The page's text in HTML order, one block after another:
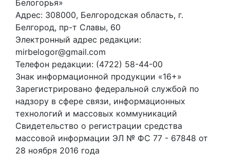
Белогорья»
Адрес: 308000, Белгородская область, г.
Белгород, пр-т Славы, 60
Электронный адрес редакции:
mirbelogor@gmail.com
Телефон редакции: (4722) 58-44-00
Знак информационной продукции «16+»
Зарегистрировано федеральной службой по
надзору в сфере связи, информационных
технологий и массовых коммуникаций
Свидетельство о регистрации средства
массовой информации ЭЛ № ФС 77 - 67848 от
28 ноября 2016 года